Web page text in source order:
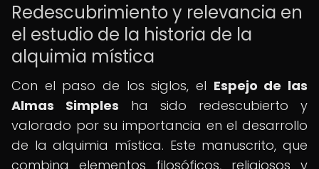
Redescubrimiento y relevancia en
el estudio de la historia de la
alquimia mística
Con el paso de los siglos, el Espejo de las
Almas Simples ha sido redescubierto y
valorado por su importancia en el desarrollo
de la alquimia mística. Este manuscrito, que
combina elementos filosóficos, religiosos y